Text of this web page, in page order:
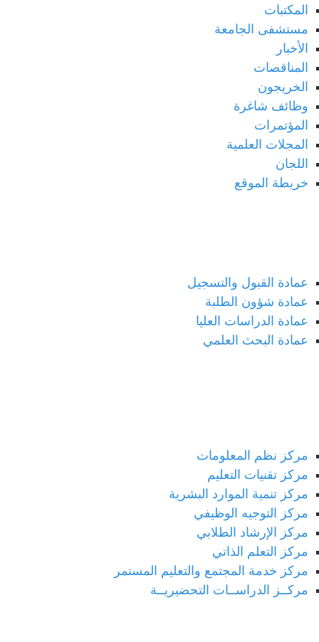
المكتبات
مستشفى الجامعة
الأخبار
المناقصات
الخريجون
وظائف شاغرة
المؤتمرات
المجلات العلمية
اللجان
خريطة الموقع
عمادة القبول والتسجيل
عمادة شؤون الطلبة
عمادة الدراسات العليا
عمادة البحث العلمي
مركز نظم المعلومات
مركز تقنيات التعليم
مركز تنمية الموارد البشرية
مركز التوجيه الوظيفي
مركز الإرشاد الطلابي
مركز التعلم الذاتي
مركز خدمة المجتمع والتعليم المستمر
مركــز الدراســات التحضيريــة